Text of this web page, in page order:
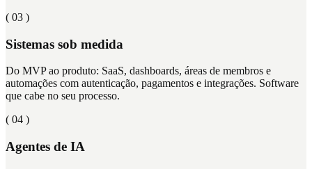
( 03 )
Sistemas sob medida
Do MVP ao produto: SaaS, dashboards, áreas de membros e
automações com autenticação, pagamentos e integrações. Software
que cabe no seu processo.
( 04 )
Agentes de IA